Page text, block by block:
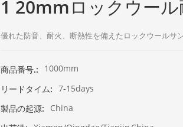
1 20mmロックウー
優れた防音、耐火、断熱性を備えたロックウール
商品番号.:
1000mm
リードタイム: 7-15days
製品の起源:
China